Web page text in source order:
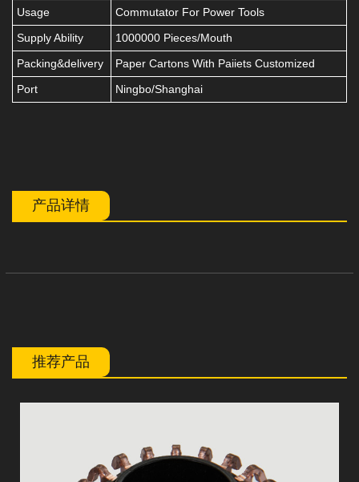
Usage
Commutator For Power Tools
Supply Ability
1000000 Pieces/Mouth
Packing&delivery
Paper Cartons With Paiiets Customized
Port
Ningbo/Shanghai
产品详情
推荐产品